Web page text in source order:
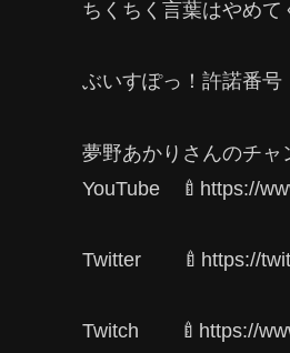
ちくちく言葉はやめて
ぶいすぽっ！許諾番号
夢野あかりさんのチャ
YouTube 🍼https://
Twitter 🍼https://
Twitch 🍼https://